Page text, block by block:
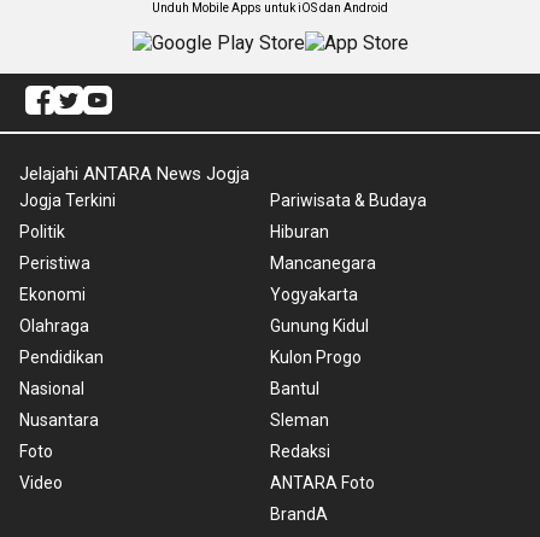
Unduh Mobile Apps untuk iOS dan Android
Jelajahi ANTARA News Jogja
Jogja Terkini
Politik
Peristiwa
Ekonomi
Olahraga
Pendidikan
Nasional
Nusantara
Foto
Video
Pariwisata & Budaya
Hiburan
Mancanegara
Yogyakarta
Gunung Kidul
Kulon Progo
Bantul
Sleman
Redaksi
ANTARA Foto
BrandA